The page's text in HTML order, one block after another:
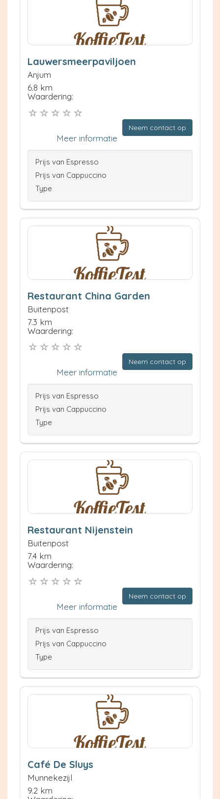
Lauwersmeerpaviljoen
Anjum
6.8 km
Waardering:
Neem contact op
Meer informatie
Prijs van Espresso
Prijs van Cappuccino
Type
Restaurant China Garden
Buitenpost
7.3 km
Waardering:
Neem contact op
Meer informatie
Prijs van Espresso
Prijs van Cappuccino
Type
Restaurant Nijenstein
Buitenpost
7.4 km
Waardering:
Neem contact op
Meer informatie
Prijs van Espresso
Prijs van Cappuccino
Type
Café De Sluys
Munnekezijl
9.2 km